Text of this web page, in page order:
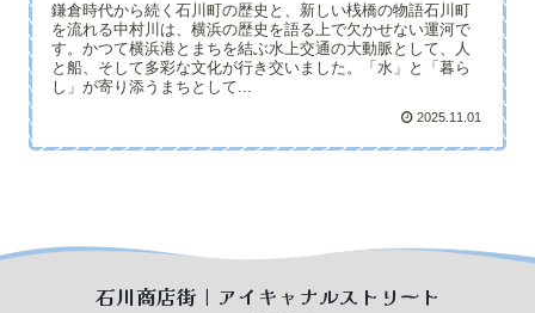
鎌倉時代から続く石川町の歴史と、新しい桟橋の物語石川町
を流れる中村川は、横浜の歴史を語る上で欠かせない運河で
す。かつて横浜港とまちを結ぶ水上交通の大動脈として、人
と船、そして多彩な文化が行き交いました。「水」と「暮ら
し」が寄り添うまちとして...
2025.11.01
石川商店街｜アイキャナルストリート